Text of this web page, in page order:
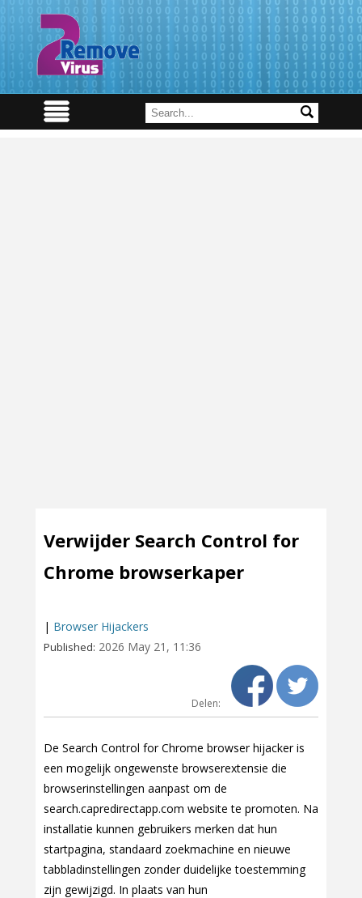
Verwijder Search Control for
Chrome browserkaper
| Browser Hijackers
Published: 2026 May 21, 11:36
Delen:
De Search Control for Chrome browser hijacker is
een mogelijk ongewenste browserextensie die
browserinstellingen aanpast om de
search.capredirectapp.com website te promoten. Na
installatie kunnen gebruikers merken dat hun
startpagina, standaard zoekmachine en nieuwe
tabbladinstellingen zonder duidelijke toestemming
zijn gewijzigd. In plaats van hun